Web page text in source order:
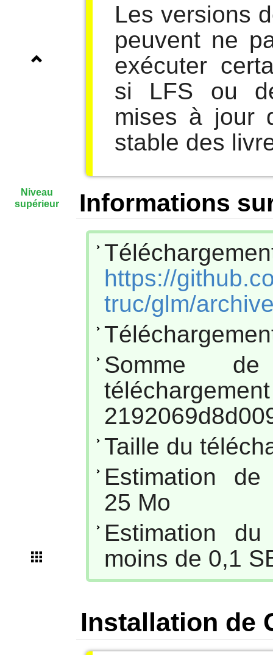
Les versions
peuvent ne
exécuter
si LFS ou
mises à jour
stable des
Informations
https://
truc/glm/
Somme
Taille du
Estimation
25 Mo
Estimation
moins de 0,1
Installation de
Niveau
supérieur